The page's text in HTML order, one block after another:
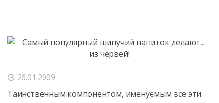
26.01.2009
Таинственным компонентом, именуемым все эти